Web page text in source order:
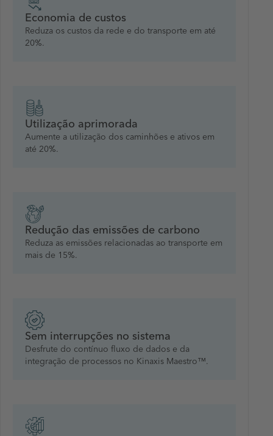
Economia de custos
Reduza os custos da rede e do transporte em até
20%.
Utilização aprimorada
Aumente a utilização dos caminhões e ativos em
até 20%.
Redução das emissões de carbono
Reduza as emissões relacionadas ao transporte em
mais de 15%.
Sem interrupções no sistema
Desfrute do contínuo fluxo de dados e da
integração de processos no Kinaxis Maestro™.